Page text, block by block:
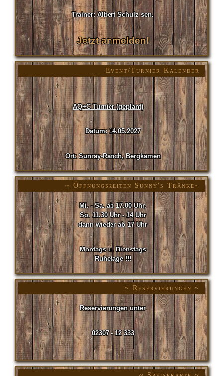
Trainer: Albert Schulz sen.
Jetzt anmelden!
Event/Turnier Kalender
AQ+C Turnier (geplant)
Datum: 14.05.2027
Ort: Sunray-Ranch, Bergkamen
~ Öffnungszeiten Sunny's Tränke~
Mi. - Sa. ab 17.00 Uhr,
So. 11.30 Uhr - 14 Uhr
dann wieder ab 17 Uhr
Montags u. Dienstags
Ruhetage !!!
~ Reservierungen ~
Reservierungen unter
02307 - 12 333